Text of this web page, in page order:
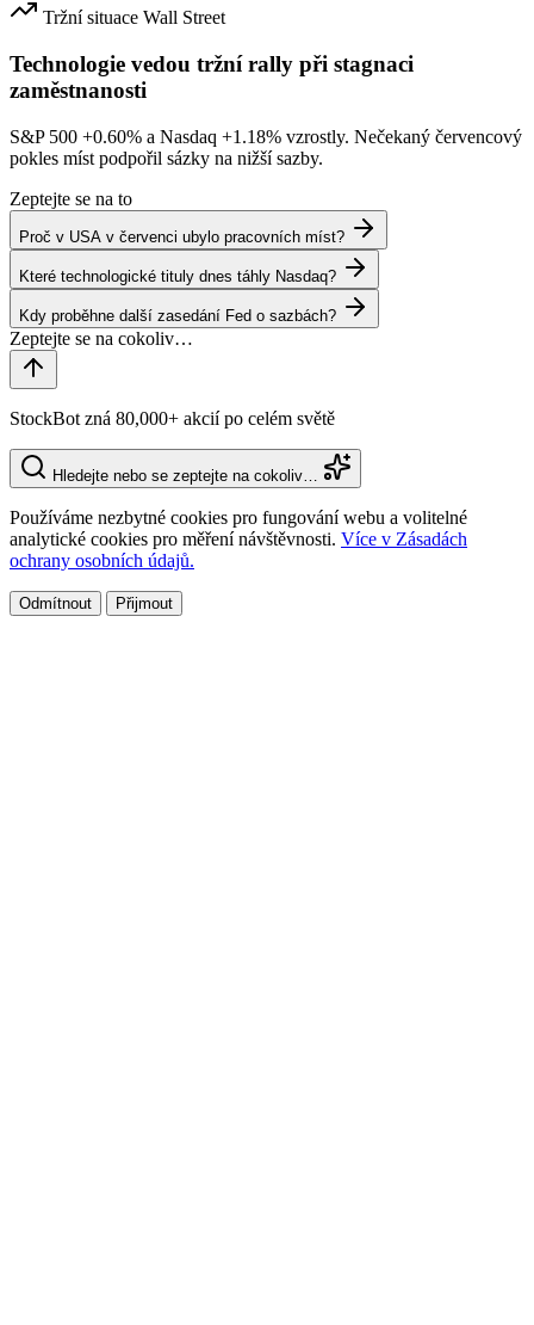
Tržní situace Wall Street
Technologie vedou tržní rally při stagnaci
zaměstnanosti
S&P 500 +0.60% a Nasdaq +1.18% vzrostly. Nečekaný červencový
pokles míst podpořil sázky na nižší sazby.
Zeptejte se na to
Proč v USA v červenci ubylo pracovních míst?
Které technologické tituly dnes táhly Nasdaq?
Kdy proběhne další zasedání Fed o sazbách?
StockBot zná 80,000+ akcií po celém světě
Hledejte nebo se zeptejte na cokoliv…
Používáme nezbytné cookies pro fungování webu a volitelné
analytické cookies pro měření návštěvnosti. Více v Zásadách
ochrany osobních údajů.
Odmítnout Přijmout